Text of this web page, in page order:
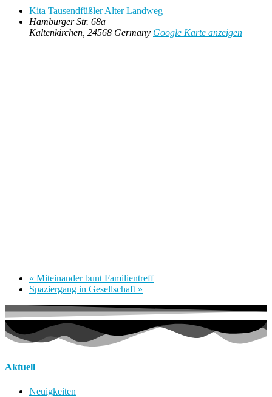
Kita Tausendfüßler Alter Landweg
Hamburger Str. 68a
Kaltenkirchen 24568 Germany Google Karte anzeigen
« Miteinander bunt Familientreff
Spaziergang in Gesellschaft »
Aktuell
Neuigkeiten